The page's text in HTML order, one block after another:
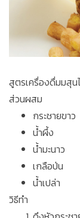
สูตรเครื่องดื่มมสุน
ส่วนผสม
กระชายขาว
นํ้าผึ้ง
นํ้ามะนาว
เกลือป่น
นํ้าเปล่า
วิธีทำ